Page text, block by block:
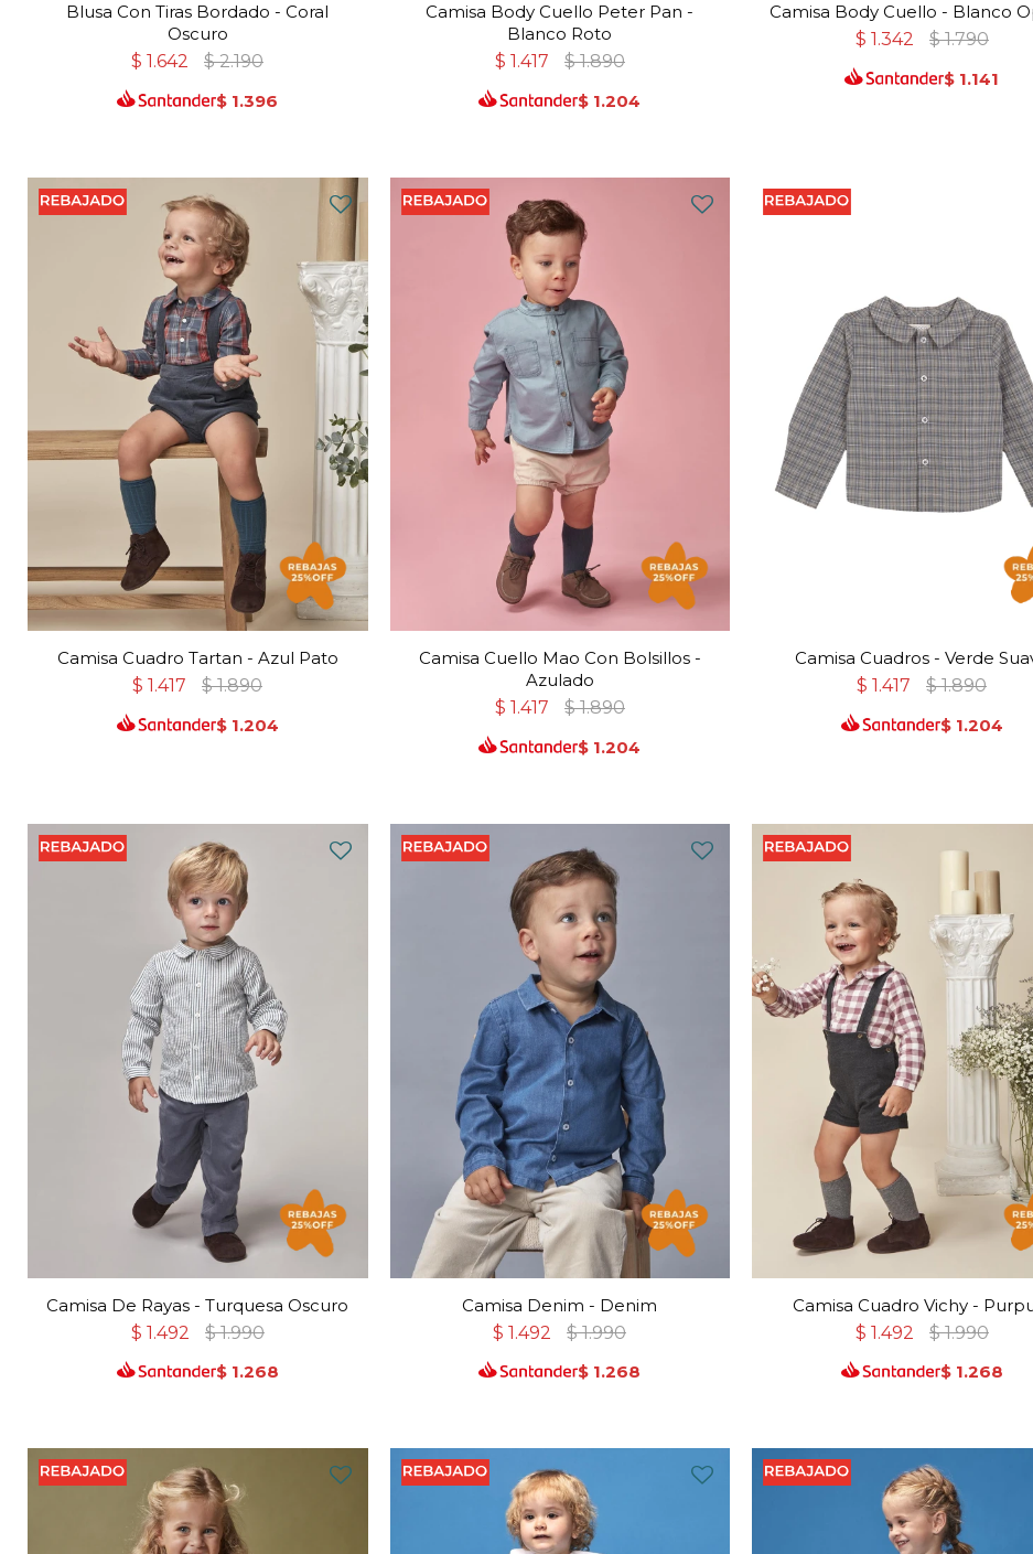
Blusa Con Tiras Bordado - Coral
Oscuro
$ 1.642 $ 2.190
$ 1.396
Camisa Body Cuello Peter Pan -
Blanco Roto
$ 1.417 $ 1.890
$ 1.204
Camisa Body Cuello - Blanco
$ 1.342 $ 1.790
$ 1.141
Camisa Cuadro Tartan - Azul Pato
$ 1.417 $ 1.890
$ 1.204
Camisa Cuello Mao Con Bolsillos -
Azulado
$ 1.417 $ 1.890
$ 1.204
Camisa Cuadros - Verde
$ 1.417 $ 1.890
$ 1.204
Camisa De Rayas - Turquesa Oscuro
$ 1.492 $ 1.990
$ 1.268
Camisa Denim - Denim
$ 1.492 $ 1.990
$ 1.268
Camisa Cuadro Vichy -
$ 1.492 $ 1.990
$ 1.268